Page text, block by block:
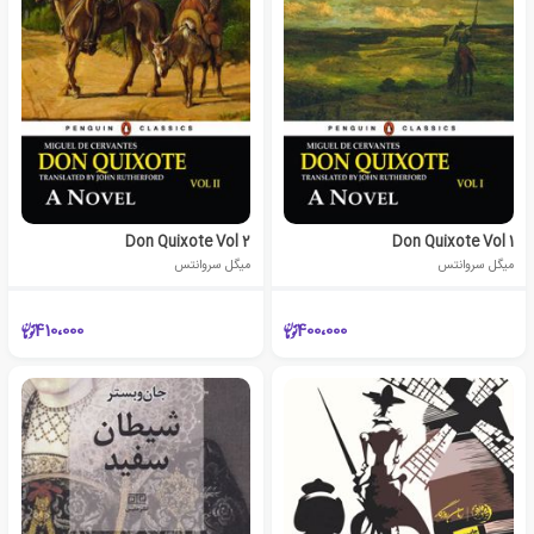
Don Quixote Vol 1
میگل سروانتس
400،000
Don Quixote Vol 2
میگل سروانتس
410،000